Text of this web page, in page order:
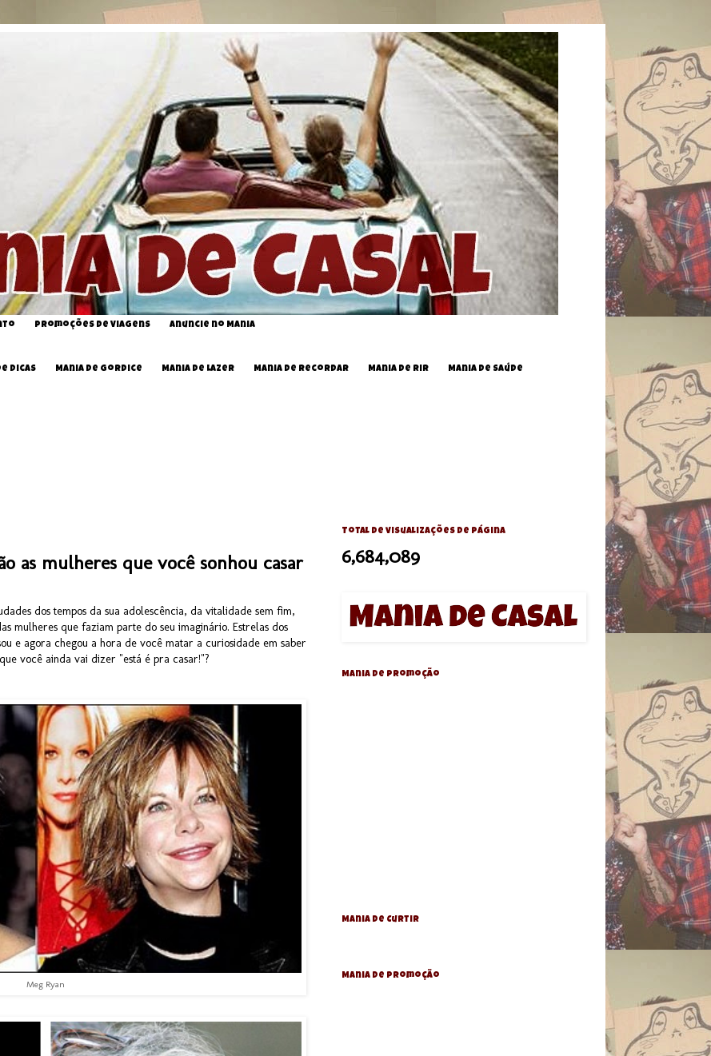
Promoções de Viagens Anuncie no Mania
Dicas Mania de Gordice Mania de Lazer Mania de Recordar Mania de Rir Mania de Saúde
as mulheres que você sonhou casar
dos tempos da sua adolescência, da vitalidade sem fim,
mulheres que faziam parte do seu imaginário. Estrelas dos
e agora chegou a hora de você matar a curiosidade em saber
você ainda vai dizer "está é pra casar!"?
Meg Ryan
Total de visualizações de página
6,684,089
Mania de Promoção
Mania de Curtir
Mania De Promoção